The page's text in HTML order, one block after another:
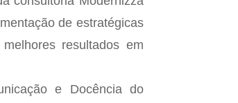
de estratégicas
resultados em
e Docência do